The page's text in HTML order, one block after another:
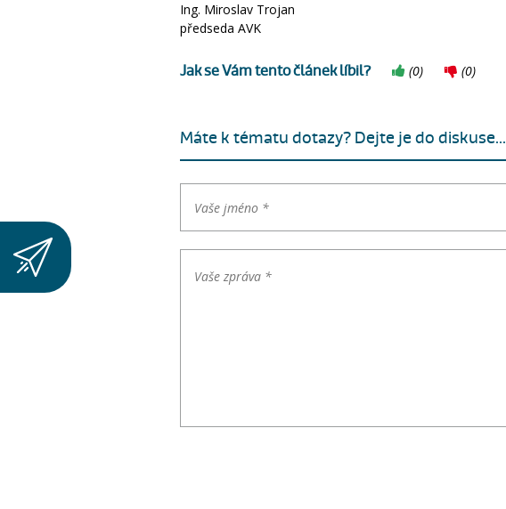
Ing. Miroslav Trojan
předseda AVK
Jak se Vám tento článek líbil? (0) (0)
Máte k tématu dotazy? Dejte je do diskuse...